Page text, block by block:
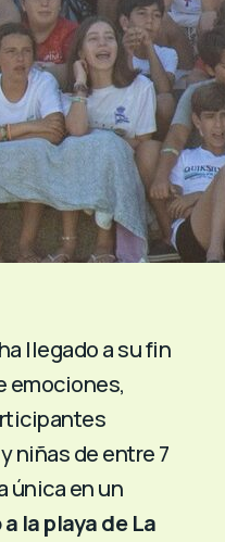
llegado a su fin
emociones,
y niñas de entre 7
única en un
la playa de La